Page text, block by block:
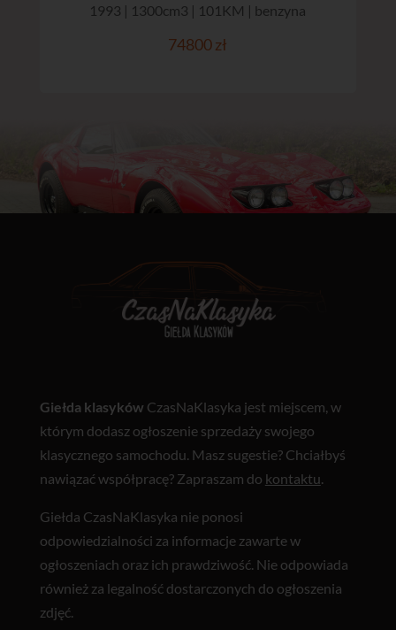
1993 | 1300cm3 | 101KM | benzyna
74800 zł
Giełda klasyków CzasNaKlasyka jest miejscem, w
którym dodasz ogłoszenie sprzedaży swojego
klasycznego samochodu. Masz sugestie? Chciałbyś
nawiązać współpracę? Zapraszam do kontaktu
Giełda CzasNaKlasyka nie ponosi
odpowiedzialności za informacje zawarte w
ogłoszeniach oraz ich prawdziwość. Nie odpowiada
również za legalność dostarczonych do ogłoszenia
zdjęć.